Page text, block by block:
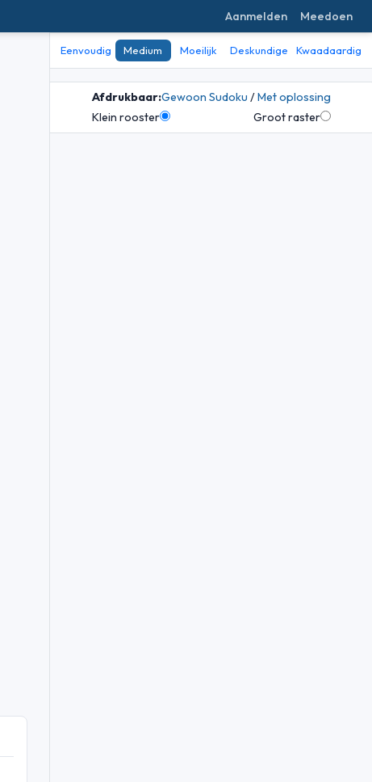
Aanmelden Meedoen
Eenvoudig Medium Moeilijk Deskundige Kwaadaardig
Afdrukbaar:Gewoon Sudoku /Met oplossing
Klein rooster
Groot raster